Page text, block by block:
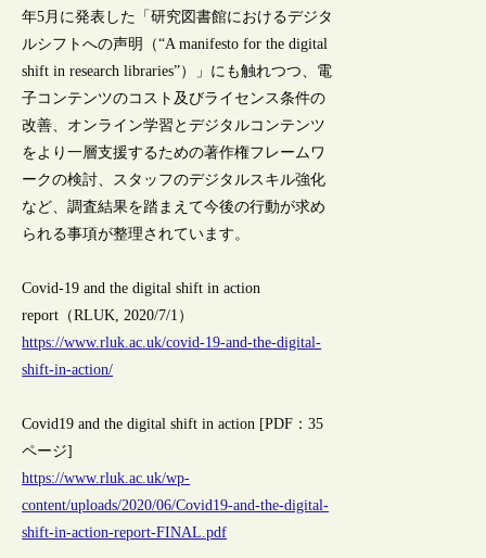
年5月に発表した「研究図書館におけるデジタ
ルシフトへの声明（“A manifesto for the digital
shift in research libraries”）」にも触れつつ、電
子コンテンツのコスト及びライセンス条件の
改善、オンライン学習とデジタルコンテンツ
をより一層支援するための著作権フレームワ
ークの検討、スタッフのデジタルスキル強化
など、調査結果を踏まえて今後の行動が求め
られる事項が整理されています。
Covid-19 and the digital shift in action
report（RLUK, 2020/7/1）
https://www.rluk.ac.uk/covid-19-and-the-digital-
shift-in-action/
Covid19 and the digital shift in action [PDF：35
ページ]
https://www.rluk.ac.uk/wp-
content/uploads/2020/06/Covid19-and-the-digital-
shift-in-action-report-FINAL.pdf